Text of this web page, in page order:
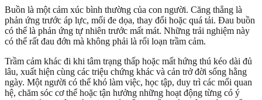
Buồn là một cảm xúc bình thường của con người. Căng thẳng là
phản ứng trước áp lực, mối đe dọa, thay đổi hoặc quá tải. Đau buồn
có thể là phản ứng tự nhiên trước mất mát. Những trải nghiệm này
có thể rất đau đớn mà không phải là rối loạn trầm cảm.
Trầm cảm khác đi khi tâm trạng thấp hoặc mất hứng thú kéo dài đủ
lâu, xuất hiện cùng các triệu chứng khác và cản trở đời sống hằng
ngày. Một người có thể khó làm việc, học tập, duy trì các mối quan
hệ, chăm sóc cơ thể hoặc tận hưởng những hoạt động từng có ý